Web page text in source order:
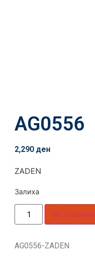
AG0556
2,290 ден
ZADEN
Залиха
Во
AG0556-ZADEN